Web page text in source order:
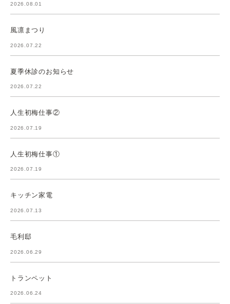
2026.08.01
風凛まつり
2026.07.22
夏季休診のお知らせ
2026.07.22
人生初梅仕事②
2026.07.19
人生初梅仕事①
2026.07.19
キッチン家電
2026.07.13
毛利邸
2026.06.29
トランペット
2026.06.24